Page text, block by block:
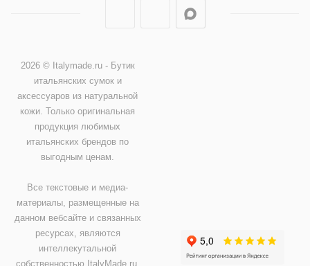
2026 © Italymade.ru - Бутик
итальянских сумок и
аксессуаров из натуральной
кожи. Только оригинальная
продукция любимых
итальянских брендов по
выгодным ценам.
Все текстовые и медиа-
материалы, размещенные на
данном вебсайте и связанных
ресурсах, являются
интеллекутальной
собственностью ItalyMade.ru.